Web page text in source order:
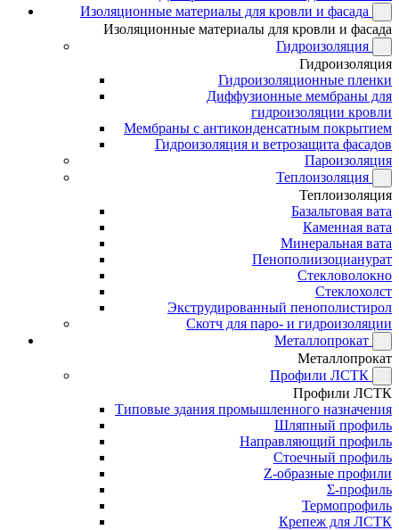
Изоляционные материалы для кровли и фасада
Изоляционные материалы для кровли и фасада
Гидроизоляция
Гидроизоляция
Гидроизоляционные пленки
Диффузионные мембраны для
гидроизоляции кровли
Мембраны с антиконденсатным покрытием
Гидроизоляция и ветрозащита фасадов
Пароизоляция
Теплоизоляция
Теплоизоляция
Базальтовая вата
Каменная вата
Минеральная вата
Пенополиизоцианурат
Стекловолокно
Стеклохолст
Экструдированный пенополистирол
Скотч для паро- и гидроизоляции
Металлопрокат
Металлопрокат
Профили ЛСТК
Профили ЛСТК
Типовые здания промышленного назначения
Шляпный профиль
Направляющий профиль
Стоечный профиль
Z-образные профили
Σ-профиль
Термопрофиль
Крепеж для ЛСТК